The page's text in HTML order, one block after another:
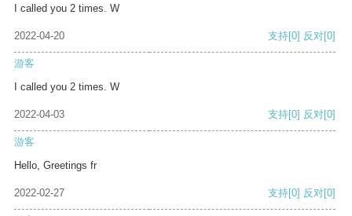
I called you 2 times. W
2022-04-20 支持[0] 反对[0]
游客
I called you 2 times. W
2022-04-03 支持[0] 反对[0]
游客
Hello, Greetings fr
2022-02-27 支持[0] 反对[0]